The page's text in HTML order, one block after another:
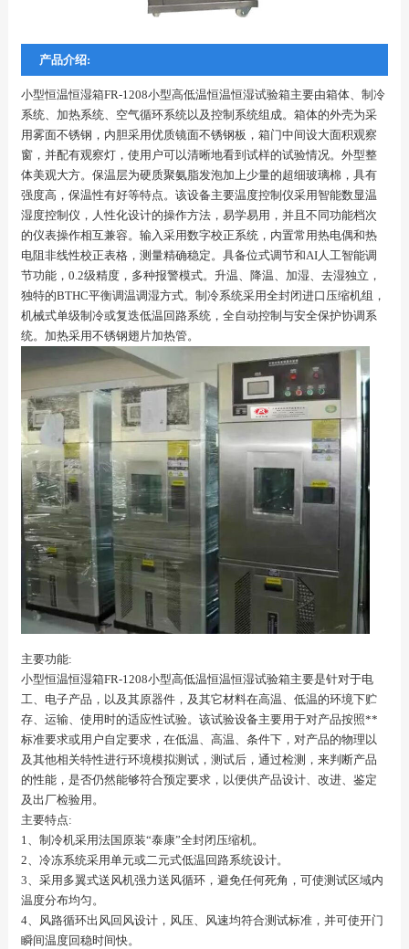
产品介绍:
小型恒温恒湿箱FR-1208小型高低温恒温恒湿试验箱主要由箱体、制冷
系统、加热系统、空气循环系统以及控制系统组成。箱体的外壳为采
用雾面不锈钢，内胆采用优质镜面不锈钢板，箱门中间设大面积观察
窗，并配有观察灯，使用户可以清晰地看到试样的试验情况。外型整
体美观大方。保温层为硬质聚氨脂发泡加上少量的超细玻璃棉，具有
强度高，保温性有好等特点。该设备主要温度控制仪采用智能数显温
湿度控制仪，人性化设计的操作方法，易学易用，并且不同功能档次
的仪表操作相互兼容。输入采用数字校正系统，内置常用热电偶和热
电阻非线性校正表格，测量精确稳定。具备位式调节和AI人工智能调
节功能，0.2级精度，多种报警模式。升温、降温、加湿、去湿独立，
独特的BTHC平衡调温调湿方式。制冷系统采用全封闭进口压缩机组，
机械式单级制冷或复迭低温回路系统，全自动控制与安全保护协调系
统。加热采用不锈钢翅片加热管。
主要功能:
小型恒温恒湿箱FR-1208小型高低温恒温恒湿试验箱主要是针对于电
工、电子产品，以及其原器件，及其它材料在高温、低温的环境下贮
存、运输、使用时的适应性试验。该试验设备主要用于对产品按照**
标准要求或用户自定要求，在低温、高温、条件下，对产品的物理以
及其他相关特性进行环境模拟测试，测试后，通过检测，来判断产品
的性能，是否仍然能够符合预定要求，以便供产品设计、改进、鉴定
及出厂检验用。
主要特点:
1、制冷机采用法国原装“泰康”全封闭压缩机。
2、冷冻系统采用单元或二元式低温回路系统设计。
3、采用多翼式送风机强力送风循环，避免任何死角，可使测试区域内
温度分布均匀。
4、风路循环出风回风设计，风压、风速均符合测试标准，并可使开门
瞬间温度回稳时间快。